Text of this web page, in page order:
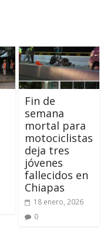
Fin de
semana
mortal para
motociclistas
deja tres
jóvenes
fallecidos en
Chiapas
18 enero, 2026
0